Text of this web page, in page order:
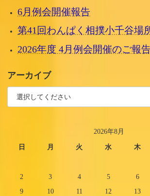
送
り
6月例会開催報告
第41回わんぱく相撲小千谷場
2026年度 4月例会開催のご報
アーカイブ
2026年8月
日 月 火 水 木
2
3 4 5 6
9
10 11 12 13